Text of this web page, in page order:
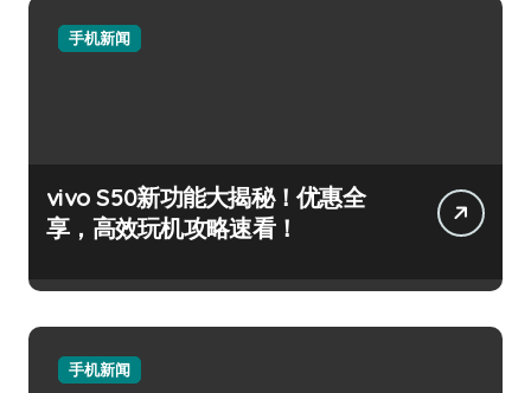
手机新闻
vivo S50新功能大揭秘！优惠全
享，高效玩机攻略速看！
手机新闻